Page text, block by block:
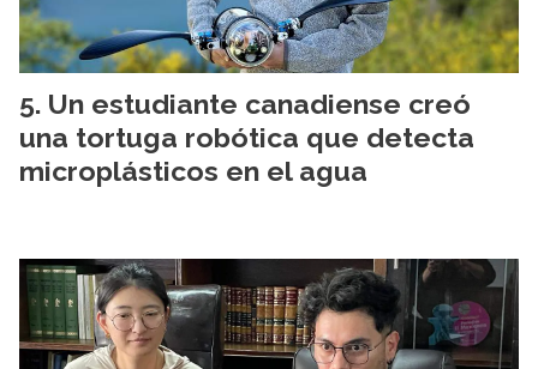
Un estudiante canadiense creó
una tortuga robótica que detecta
microplásticos en el agua